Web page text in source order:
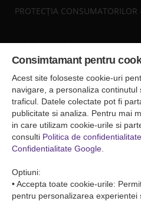
PROTECȚIA CONSUMATORILOR
Sediul central
Falticeni ( Autogara Romfour )
str. Plutonier Ghiniţă nr.8,
0040374557200
Condiții de Transport
Condițiile de transport colete
Condițiile de transport persone
Consimtamant pentru
Acest site foloseste cookie-uri
navigare, a personaliza continutul
traficul. Datele colectate pot fi
publicitate si analiza. Pentru mai
in care utilizam cookie-urile si
consulti Politica de confidentialitate
Confidentialitate Google
Optiuni:
• Accepta toate cookie-urile:
pentru personalizarea experientei